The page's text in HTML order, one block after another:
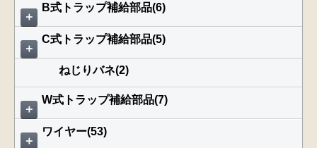
＋
B式トラップ補給部品(6)
＋
C式トラップ補給部品(5)
ねじりバネ(2)
＋
W式トラップ補給部品(7)
＋
ワイヤー(53)